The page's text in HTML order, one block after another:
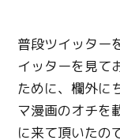
普段ツイッター
イッターを見て
ために、欄外に
マ漫画のオチを
に来て頂いたの